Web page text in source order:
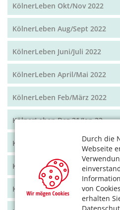
Durch die
Webseite
von
erhalten
KölnerLeben Okt/Nov 2022
KölnerLeben Aug/Sept 2022
KölnerLeben Juni/Juli 2022
KölnerLeben April/Mai 2022
KölnerLeben Feb/März 2022
KölnerLeben Dez 21/Jan 22
KölnerLeben Okt/Nov 2021
KölnerLeben Aug/Sept 2021
KölnerLeben Juni/Juli 2021